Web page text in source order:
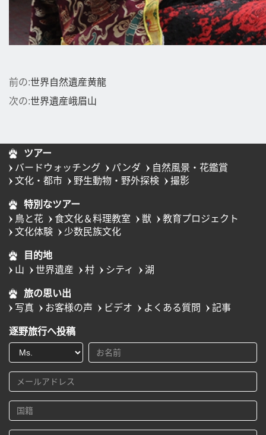
前の:世界自然遺産黄龍
次の:世界遺産峨眉山
ツアー
バードウォッチング
パンダ
自然風景・花鑑賞
文化・都市
野生動物・野外探検 撮影
特別なツアー
鳥と花
食文化＆料理教室 獣
教育プロジェクト
文化体験
少数民族文化
目的地
山
世界遺産 村 シティ 湖
旅の思い出
写真
お客様の声 ビデオ よくある質問 記事
逐野旅行へ投稿